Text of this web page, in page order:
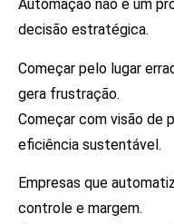
Automação não é um
decisão estratégica.
Começar pelo lugar
gera frustração.
Começar com visão de
eficiência sustentável.
Empresas que
controle e margem.